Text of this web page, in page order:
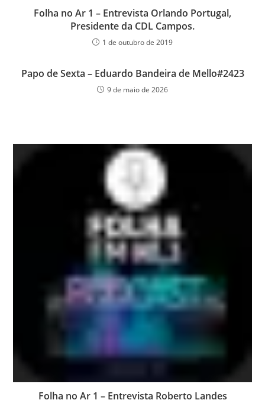
Folha no Ar 1 – Entrevista Orlando Portugal,
Presidente da CDL Campos.
1 de outubro de 2019
Papo de Sexta – Eduardo Bandeira de Mello#2423
9 de maio de 2026
Folha no Ar 1 – Entrevista Roberto Landes